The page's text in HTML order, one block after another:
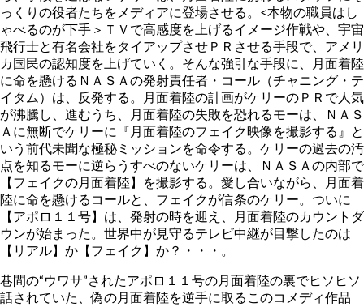
っくりの役者たちをメディアに登場させる。<本物の職員はし
ゃべるのが下手＞ＴＶで高感度を上げるイメージ作戦や、宇宙
飛行士と有名会社をタイアップさせＰＲさせる手段で、アメリ
カ国民の認知度を上げていく。そんな強引な手段に、月面着陸
に命を懸けるＮＡＳＡの発射責任者・コール（チャニング・テ
イタム）は、反発する。月面着陸の計画がケリーのＰＲで人気
が沸騰し、進むうち、月面着陸の失敗を恐れるモーは、ＮＡＳ
Ａに無断でケリーに『月面着陸のフェイク映像を撮影する』と
いう前代未聞な極秘ミッションを命令する。ケリーの過去の汚
点を知るモーに逆らうすべのないケリーは、ＮＡＳＡの内部で
【フェイクの月面着陸】を撮影する。愛し合いながら、月面着
陸に命を懸けるコールと、フェイクが信条のケリー。ついに
【アポロ１１号】は、発射の時を迎え、月面着陸のカウントダ
ウンが始まった。世界中が見守るテレビ中継が目撃したのは
【リアル】か【フェイク】か？・・・。
巷間の“ウワサ”されたアポロ１１号の月面着陸の裏でヒソヒソ
話されていた、偽の月面着陸を逆手に取るこのコメディ作品